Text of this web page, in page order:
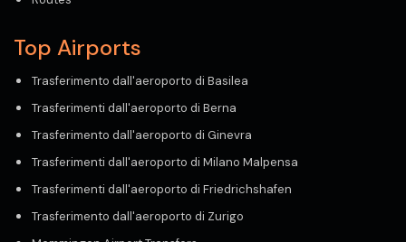
Top Airports
Trasferimento dall'aeroporto di Basilea
Trasferimenti dall'aeroporto di Berna
Trasferimento dall'aeroporto di Ginevra
Trasferimenti dall'aeroporto di Milano Malpensa
Trasferimenti dall'aeroporto di Friedrichshafen
Trasferimento dall'aeroporto di Zurigo